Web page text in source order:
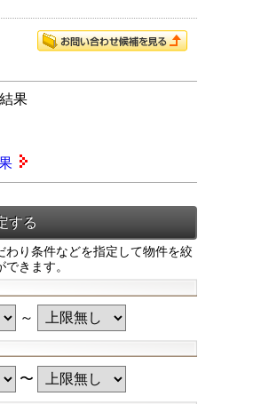
り条件などを指定して物件を絞
できます。
～
〜
果